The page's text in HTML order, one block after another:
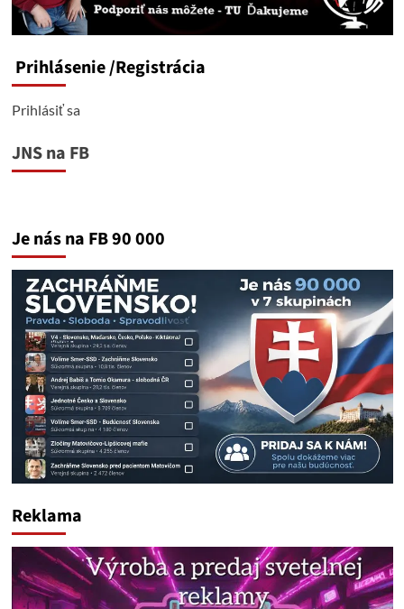
Prihlásenie/Registrácia
Prihlásiť sa
JNS na FB
Je nás na FB 90 000
Reklama